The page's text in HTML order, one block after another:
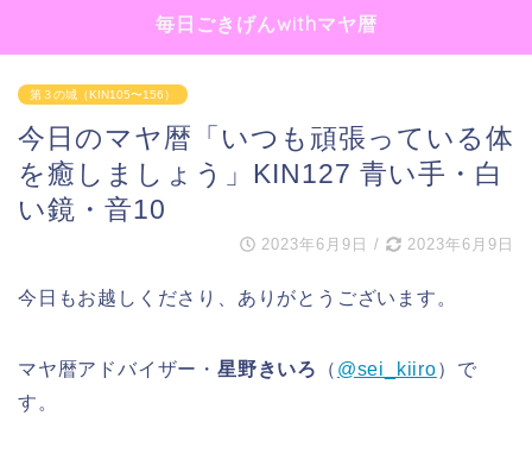
毎日ごきげんwithマヤ暦
第３の城（KIN105〜156）
今日のマヤ暦「いつも頑張っている体
を癒しましょう」KIN127 青い手・白
い鏡・音10
2023年6月9日 / 2023年6月9日
今日もお越しくださり、ありがとうございます。
マヤ暦アドバイザー・ 星野きいろ （ @sei_kiiro）で
す。